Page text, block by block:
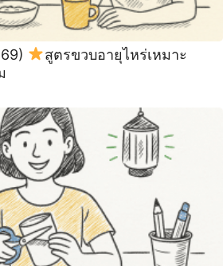
สูตรขวบอายุไหร่เหมาะ